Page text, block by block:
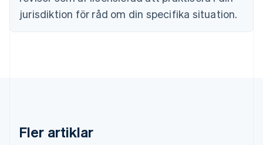
jurisdiktion för råd om din specifika situation.
Fler artiklar
English Svenska
Frankrike
简体中文
Indien